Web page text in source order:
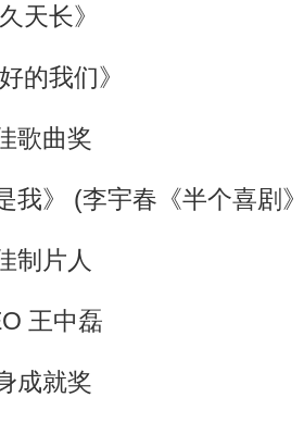
长》
我们》
曲奖
》 (李宇春《半个喜剧
片人
王中磊
就奖